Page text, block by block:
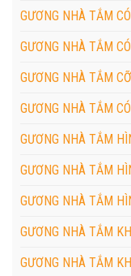
GƯƠNG NHÀ TẮM
GƯƠNG NHÀ TẮM
GƯƠNG NHÀ TẮM
GƯƠNG NHÀ TẮM
GƯƠNG NHÀ TẮM
GƯƠNG NHÀ TẮM
GƯƠNG NHÀ TẮM
GƯƠNG NHÀ TẮM
GƯƠNG NHÀ TẮM